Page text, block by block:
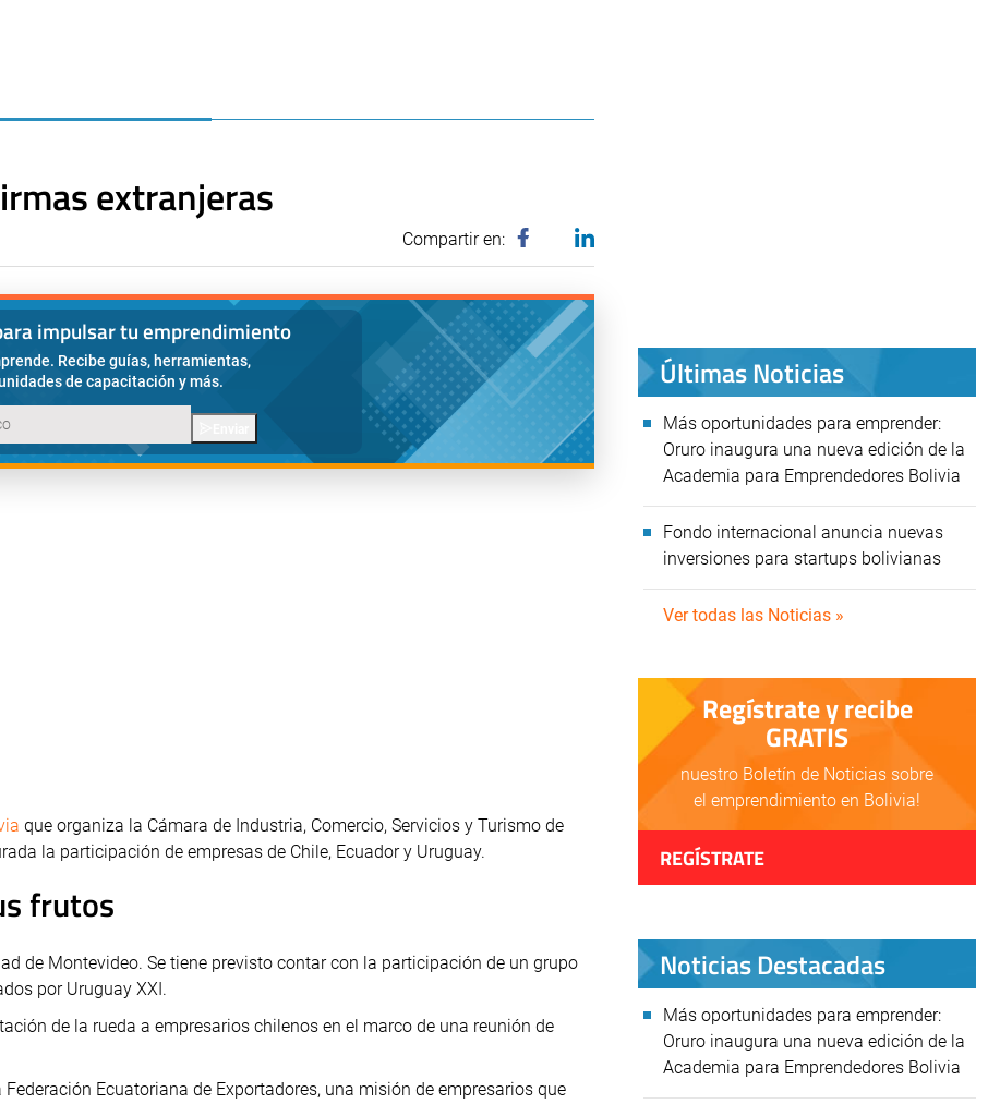
extranjeras
Compartir en:
impulsar tu emprendimiento
Recibe guías, herramientas,
de capacitación y más.
que organiza la Cámara de Industria, Comercio, Servicios y Turismo de
la participación de empresas de Chile, Ecuador y Uruguay.
frutos
de Montevideo. Se tiene previsto contar con la participación de un grupo
por Uruguay XXI.
de la rueda a empresarios chilenos en el marco de una reunión de
Ecuatoriana de Exportadores, una misión de empresarios que
Últimas Noticias
Más oportunidades para emprender:
Oruro inaugura una nueva edición de la
Academia para Emprendedores Bolivia
Fondo internacional anuncia nuevas
inversiones para startups bolivianas
Ver todas las Noticias »
Regístrate y recibe
GRATIS
nuestro Boletín de Noticias sobre
el emprendimiento en Bolivia!
REGÍSTRATE
Noticias Destacadas
Más oportunidades para emprender:
Oruro inaugura una nueva edición de la
Academia para Emprendedores Bolivia